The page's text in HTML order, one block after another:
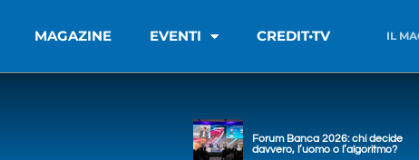
MAGAZINE EVENTI CREDIT•TV IL
Forum Banca 2026: chi decide
davvero, l’uomo o l’algoritmo?